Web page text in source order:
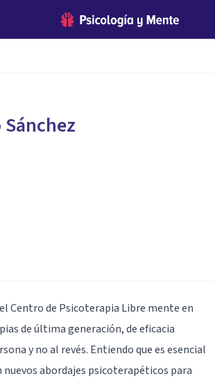
Centro de Psicoterapia Libre mente en
de última generación, de eficacia
y no al revés. Entiendo que es esencial
abordajes psicoterapéticos para